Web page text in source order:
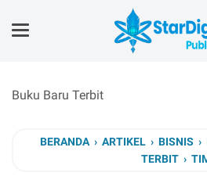
Buku Baru Terbit
BERANDA › ARTIKEL › BISNIS ›
TERBIT ›